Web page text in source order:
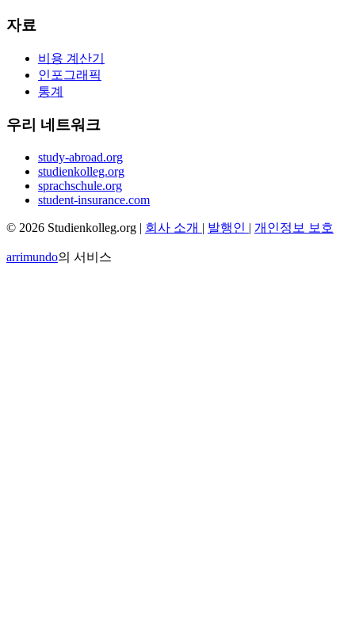
자료
비용 계산기
인포그래픽
통계
우리 네트워크
study-abroad.org
studienkolleg.org
sprachschule.org
student-insurance.com
© 2026 Studienkolleg.org | 회사 소개 | 발행인 | 개인정보 보호
arrimundo의 서비스